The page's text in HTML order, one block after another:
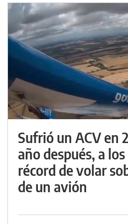
Sufrió un ACV en
año después, a
récord de volar
de un avión